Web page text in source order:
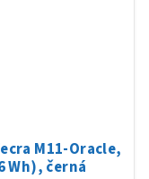
M11-Oracle,
Wh), černá